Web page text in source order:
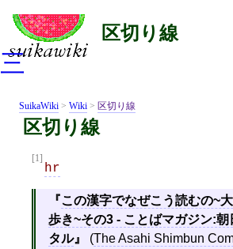
区切り線
SuikaWiki > Wiki > 区切り線
区切り線
[1]
hr
この漢字でなぜこう読むの~
歩き~その3 - ことばマガジン:朝
タル
(The Asahi Shimbun
三